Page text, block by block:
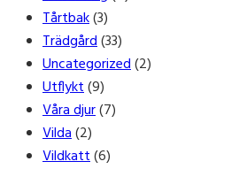
Tårtbak(3)
Trädgård(33)
Uncategorized(2)
Utflykt(9)
Våra djur(7)
Vilda(2)
Vildkatt(6)